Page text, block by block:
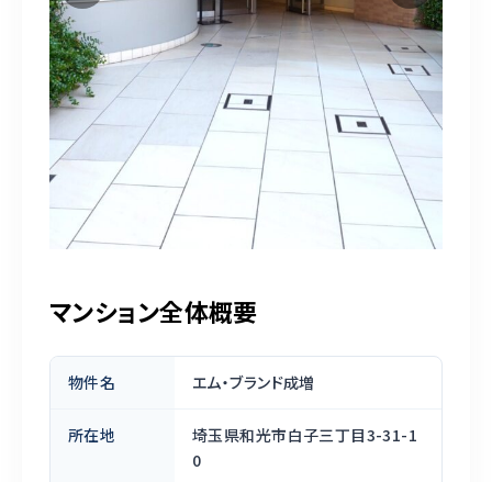
マンション全体概要
物件名 エム・ブランド成増
所在地
埼玉県和光市白子三丁目3-31-1
0